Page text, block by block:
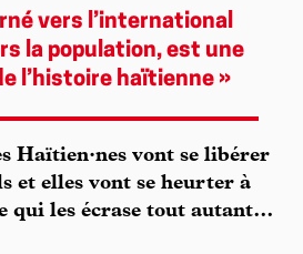
vers l’international
la population, est une
l’histoire haïtienne »
Haïtien·nes vont se libérer
et elles vont se heurter à
qui les écrase tout autant…